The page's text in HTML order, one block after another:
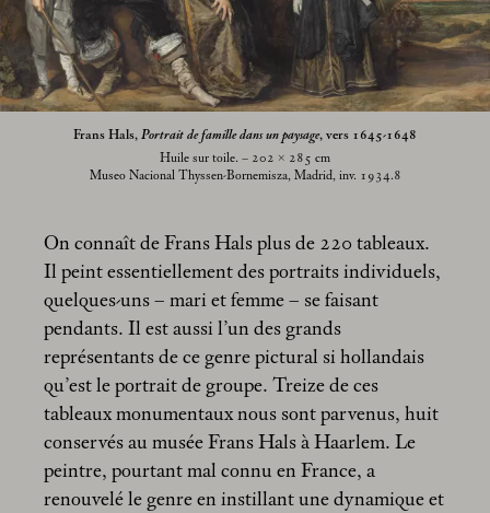
Frans Hals, Portrait de famille dans un paysage, vers 1645-1648
Huile sur toile. – 202 × 285 cm
Museo Nacional Thyssen-Bornemisza, Madrid, inv. 1934.8
On connaît de Frans Hals plus de 220 tableaux.
Il peint essentiellement des portraits individuels,
quelques-uns – mari et femme – se faisant
pendants. Il est aussi l’un des grands
représentants de ce genre pictural si hollandais
qu’est le portrait de groupe. Treize de ces
tableaux monumentaux nous sont parvenus, huit
conservés au musée Frans Hals à Haarlem. Le
peintre, pourtant mal connu en France, a
renouvelé le genre en instillant une dynamique et